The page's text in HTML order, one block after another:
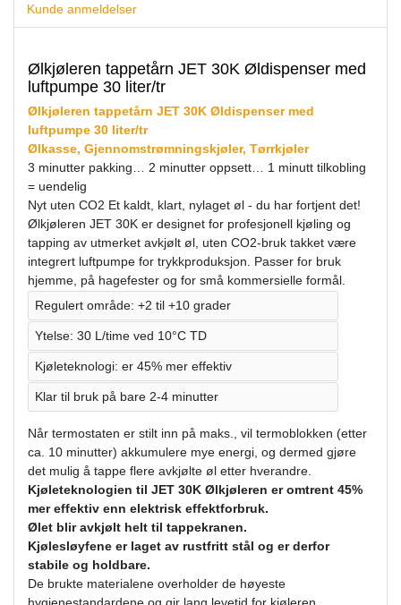
Kunde anmeldelser
Ølkjøleren tappetårn JET 30K Øldispenser med
luftpumpe 30 liter/tr
Ølkjøleren tappetårn JET 30K Øldispenser med
luftpumpe 30 liter/tr
Ølkasse, Gjennomstrømningskjøler, Tørrkjøler
3 minutter pakking… 2 minutter oppsett… 1 minutt tilkobling
= uendelig
Nyt uten CO2 Et kaldt, klart, nylaget øl - du har fortjent det!
Ølkjøleren JET 30K er designet for profesjonell kjøling og
tapping av utmerket avkjølt øl, uten CO2-bruk takket være
integrert luftpumpe for trykkproduksjon. Passer for bruk
hjemme, på hagefester og for små kommersielle formål.
Regulert område: +2 til +10 grader
Ytelse: 30 L/time ved 10°C TD
Kjøleteknologi: er 45% mer effektiv
Klar til bruk på bare 2-4 minutter
Når termostaten er stilt inn på maks., vil termoblokken (etter
ca. 10 minutter) akkumulere mye energi, og dermed gjøre
det mulig å tappe flere avkjølte øl etter hverandre.
Kjøleteknologien til JET 30K Ølkjøleren er omtrent 45%
mer effektiv enn elektrisk effektforbruk.
Ølet blir avkjølt helt til tappekranen.
Kjølesløyfene er laget av rustfritt stål og er derfor
stabile og holdbare.
De brukte materialene overholder de høyeste